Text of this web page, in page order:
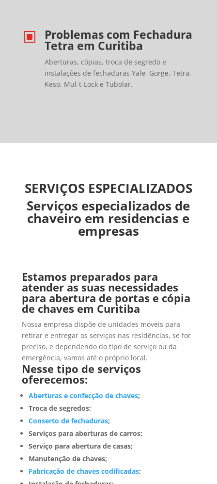
W Problemas com Fechadura
Tetra em Curitiba
Aberturas, cópias, troca de segredo e
instalações de fechaduras Yale, Gorge, Tetra,
Keso, Mul-t-Lock e Tubolar.
SERVIÇOS ESPECIALIZADOS
Serviços especializados de
chaveiro em residencias e
empresas
Estamos preparados para
atender as suas necessidades
para abertura de portas e cópia
de chaves em Curitiba
Nossa empresa dispõe de unidades móveis para
retirar e entregar os serviços nas residências, se for
preciso, e dependendo do tipo de serviço ou da
emergência, vamos até o próprio local.
Nesse tipo de serviços
oferecemos:
Aberturas e confecção de chaves;
Troca de segredos;
Conserto de fechaduras;
Serviços para aberturas de carros;
Serviço para abertura de casas;
Manutenção de chaves;
Fabricação de chaves codificadas;